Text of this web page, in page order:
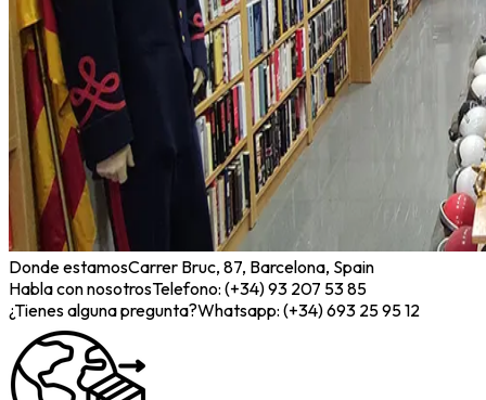
Donde estamosCarrer Bruc, 87, Barcelona, Spain
Habla con nosotrosTelefono: (+34) 93 207 53 85
¿Tienes alguna pregunta?Whatsapp: (+34) 693 25 95 12